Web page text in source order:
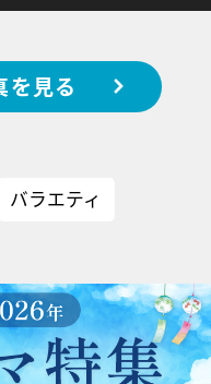
を見る
バラエティ